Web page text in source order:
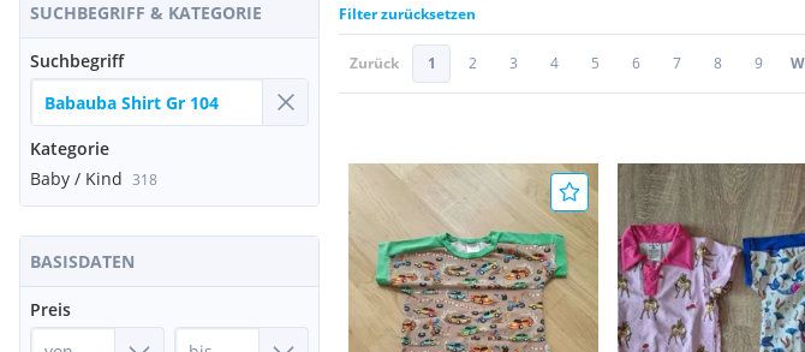
SUCHBEGRIFF & KATEGORIE
Suchbegriff
Kategorie
Baby / Kind 318
BASISDATEN
Preis
Filter zurücksetzen
Zurück 1 2 3 4 5 6 7 8 9